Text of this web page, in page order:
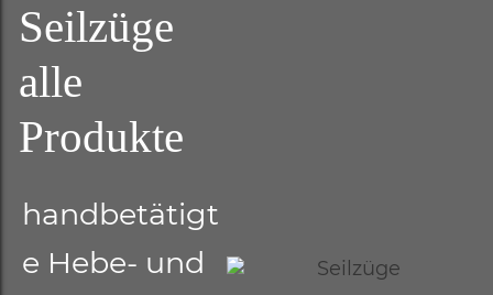
Seilzüge
alle
Produkte
handbetätigt
e Hebe- und